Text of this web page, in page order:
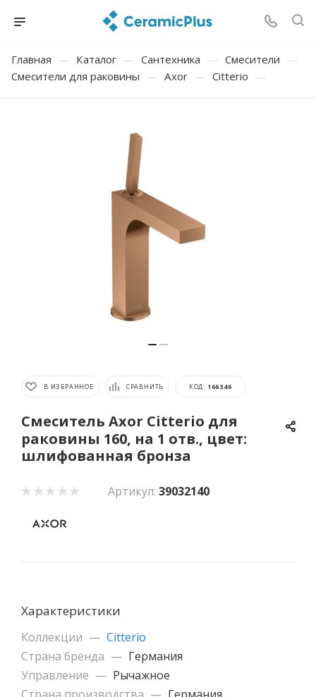
Главная — Каталог — Сантехника — Смесители —
Смесители для раковины — Axor — Citterio —
В ИЗБРАННОЕ СРАВНИТЬ КОД: 166346
Смеситель Axor Citterio для
раковины 160, на 1 отв., цвет:
шлифованная бронза
Артикул: 39032140
Характеристики
Коллекции — Citterio
Страна бренда — Германия
Управление — Рычажное